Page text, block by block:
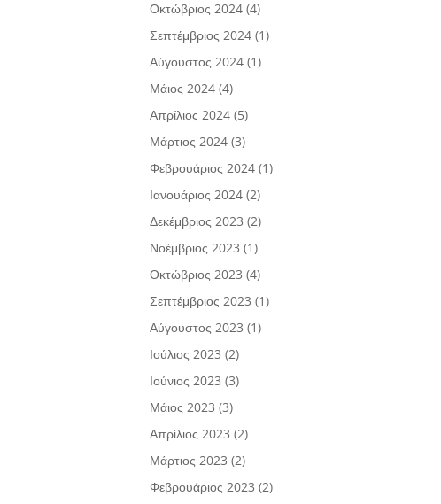
Οκτώβριος 2024 (4)
Σεπτέμβριος 2024 (1)
Αύγουστος 2024 (1)
Μάιος 2024 (4)
Απρίλιος 2024 (5)
Μάρτιος 2024 (3)
Φεβρουάριος 2024 (1)
Ιανουάριος 2024 (2)
Δεκέμβριος 2023 (2)
Νοέμβριος 2023 (1)
Οκτώβριος 2023 (4)
Σεπτέμβριος 2023 (1)
Αύγουστος 2023 (1)
Ιούλιος 2023 (2)
Ιούνιος 2023 (3)
Μάιος 2023 (3)
Απρίλιος 2023 (2)
Μάρτιος 2023 (2)
Φεβρουάριος 2023 (2)